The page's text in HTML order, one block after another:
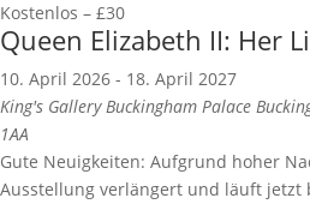
Kostenlos – £30
Queen Elizabeth II: Her
10. April 2026 - 18. April 2027
King's Gallery Buckingham Palace
1AA
Gute Neuigkeiten: Aufgrund hoher
Ausstellung verlängert und läuft jetzt